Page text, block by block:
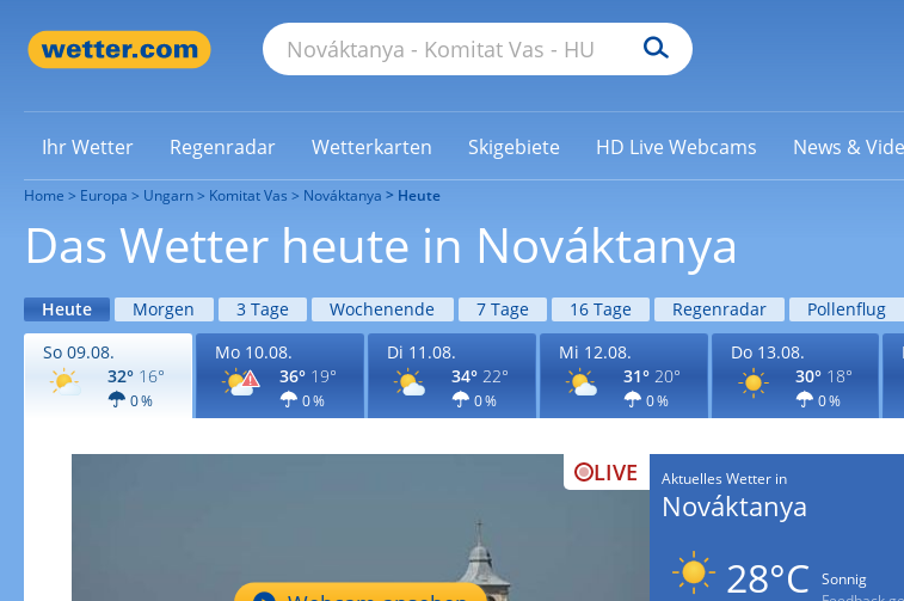
Ihr Wetter Regenradar Wetterkarten Skigebiete HD Live Webcams News &
Home Europa Ungarn Komitat Vas Nováktanya Heute
Das Wetter heute in Nováktanya
Heute Morgen 3 Tage Wochenende 7 Tage 16 Tage Regenradar Pollenflug
So 09.08.
32° 16°
0 %
Mo 10.08.
36° 19°
0 %
Di 11.08.
34° 22°
0 %
Mi 12.08.
31° 20°
0 %
Do 13.08.
30° 18°
0 %
LIVE Aktuelles Wetter in
Nováktanya
28°C
Sonnig